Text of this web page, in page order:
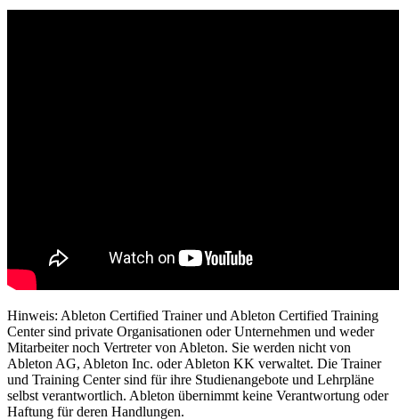
Hinweis: Ableton Certified Trainer und Ableton Certified Training
Center sind private Organisationen oder Unternehmen und weder
Mitarbeiter noch Vertreter von Ableton. Sie werden nicht von
Ableton AG, Ableton Inc. oder Ableton KK verwaltet. Die Trainer
und Training Center sind für ihre Studienangebote und Lehrpläne
selbst verantwortlich. Ableton übernimmt keine Verantwortung oder
Haftung für deren Handlungen.